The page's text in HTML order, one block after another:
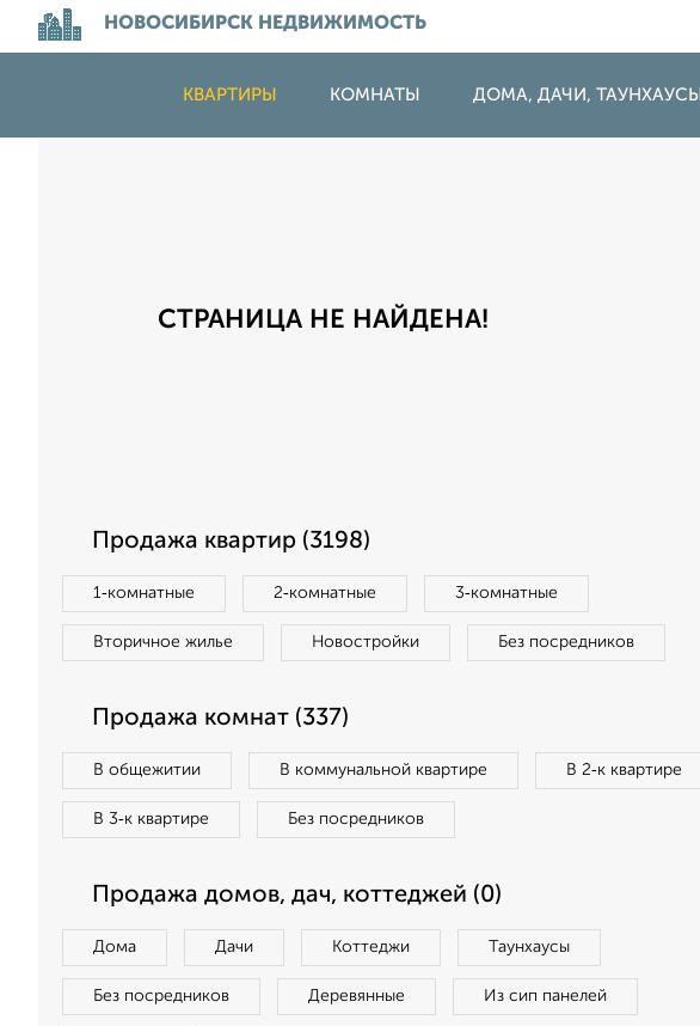
НОВОСИБИРСК НЕДВИЖИМОСТЬ
КВАРТИРЫ КОМНАТЫ ДОМА, ДАЧИ, ТАУНХАУСЫ
СТРАНИЦА НЕ НАЙДЕНА!
Продажа квартир (3198)
1‑комнатные 2‑комнатные 3‑комнатные
Вторичное жилье Новостройки Без посредников
Продажа комнат (337)
В общежитии В коммунальной квартире В 2‑к квартире
В 3‑к квартире Без посредников
Продажа домов, дач, коттеджей (0)
Дома Дачи Коттеджи Таунхаусы
Без посредников Деревянные Из сип панелей